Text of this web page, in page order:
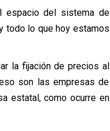
espacio del sistema de
todo lo que hoy estamos
la fijación de precios al
son las empresas de
estatal, como ocurre en